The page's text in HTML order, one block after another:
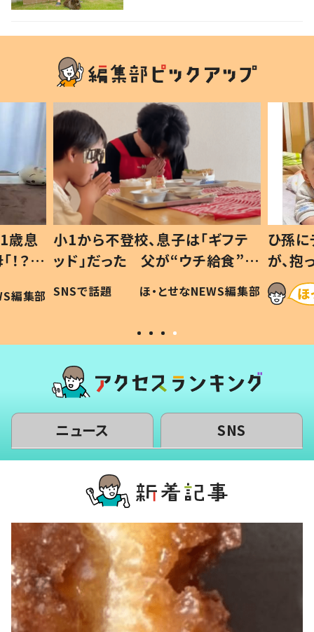
歳息
？」
編集部
小1から不登校、息子は「ギフテ
ッド」だった 父が“ウチ給食”を
作り続ける理由とは #令和の親
#令和の子
SNSで話題 ほ・とせなNEWS編集部
ひ孫
が、
「涙が
い」
ニュース SNS